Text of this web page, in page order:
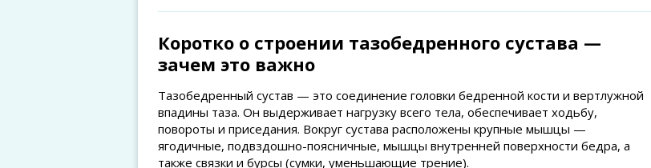
Коротко о строении тазобедренного сустава —
зачем это важно
Тазобедренный сустав — это соединение головки бедренной кости и вертлужной
впадины таза. Он выдерживает нагрузку всего тела, обеспечивает ходьбу,
повороты и приседания. Вокруг сустава расположены крупные мышцы —
ягодичные, подвздошно-поясничные, мышцы внутренней поверхности бедра, а
также связки и бурсы (сумки, уменьшающие трение).